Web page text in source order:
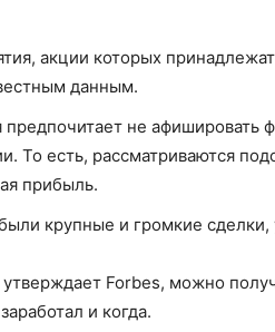
акции которых
данным.
не афишировать
То есть, рассматриваются
прибыль.
крупные и громкие сделки,
утверждает Forbes, можно
и когда.